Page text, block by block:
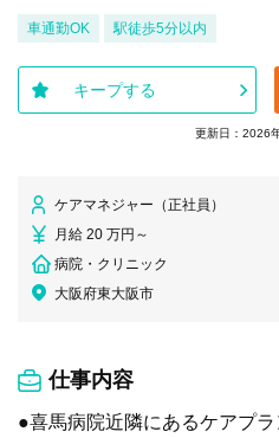
車通勤OK 駅徒歩5分以内
キープする
更新日：2026
ケアマネジャー（正社員）
月給 20 万円～
病院・クリニック
大阪府東大阪市
仕事内容
●喜馬病院近隣にあるケアプ